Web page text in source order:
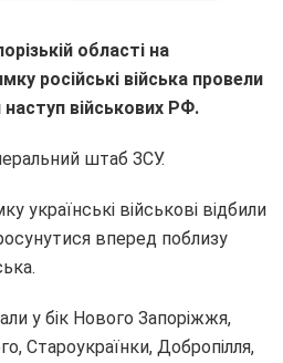
області на
російські війська провели
військових РФ.
штаб ЗСУ.
українські військові відбили
вперед поблизу
у бік Нового Запоріжжя,
Староукраїнки, Добропілля,